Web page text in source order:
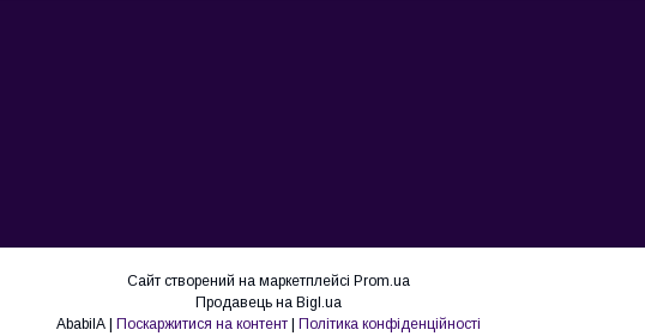
Сайт створений на маркетплейсі Prom.ua
Продавець на Bigl.ua
Поскаржитися на контент
Політика конфіденційності